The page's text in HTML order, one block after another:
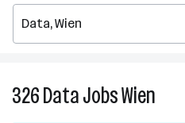
326DataJobsWien